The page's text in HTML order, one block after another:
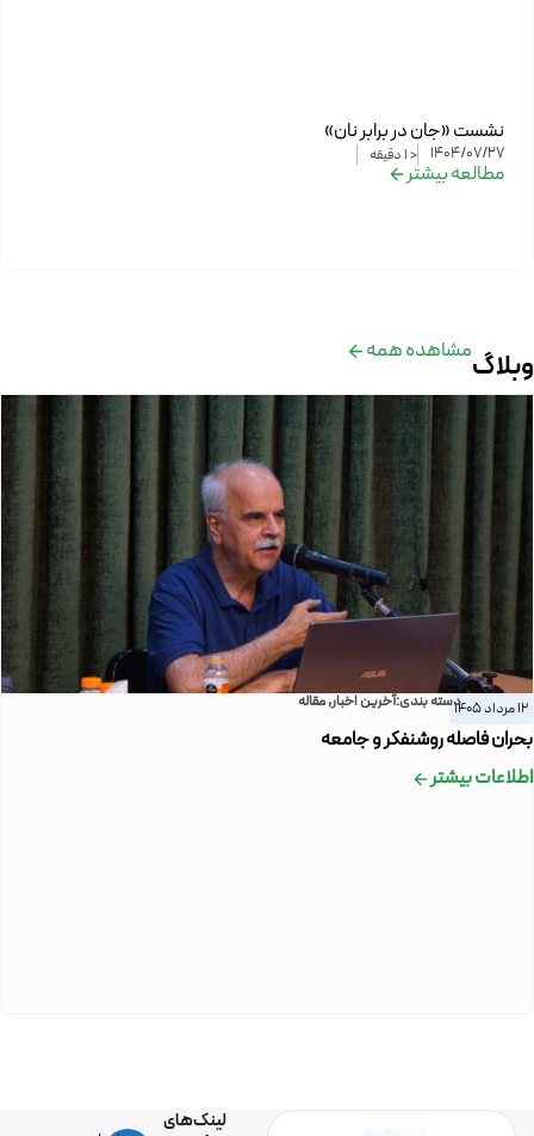
نشست «جان در برابر نان»
1404/07/27
< 1 دقیقه
مطالعه بیشتر
وبلاگمشاهده همه
12 مرداد 1405 دسته بندی:آخرین اخبار,مقاله
بحران فاصله روشنفکر و جامعه
اطلاعات بیشتر
لینک‌های